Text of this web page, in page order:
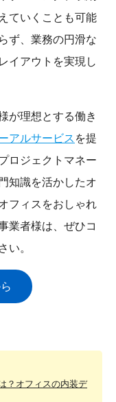
ていくことも可能
ず、業務の円滑な
イアウトを実現し
が理想とする働き
アルサービスを提
ロジェクトマネー
知識を活かしたオ
フィスをおしゃれ
業者様は、ぜひコ
。
？オフィスの内装デ